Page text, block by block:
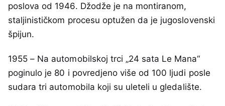
poslova od 1946. Džodže je na montiranom,
staljinističkom procesu optužen da je jugoslovenski
špijun.
1955 – Na automobilskoj trci „24 sata Le Mana“
poginulo je 80 i povredjeno više od 100 ljudi posle
sudara tri automobila koji su uleteli u gledalište.